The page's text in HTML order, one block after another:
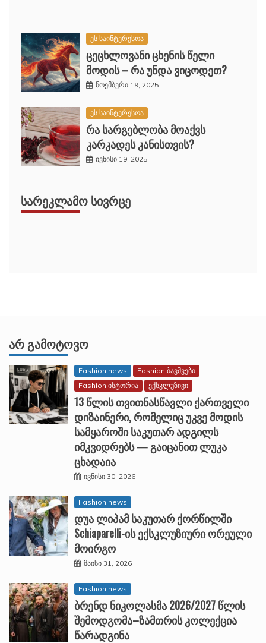
ეს საინტერესოა
ცეცხლოვანი ცხენის წელი
მოდის – რა უნდა ვიცოდეთ?
ნოემბერი 19, 2025
ეს საინტერესოა
რა სარგებლობა მოაქვს
კარკადეს კანისთვის?
ივნისი 19, 2025
ᲡᲐᲠᲔᲙᲚᲐᲛᲝ ᲡᲘᲕᲠᲪᲔ
ᲐᲠ ᲒᲐᲛᲝᲢᲝᲕᲝ
Fashion news
Fashion ბავშვები
Fashion ისტორია
ექსკლუზივი
13 წლის თვითნასწავლი ქართველი
დიზაინერი, რომელიც უკვე მოდის
სამყაროში საკუთარ ადგილს
იმკვიდრებს — გაიცანით ლუკა
ცხადაია
ივნისი 30, 2026
Fashion news
დუა ლიპამ საკუთარ ქორწილში
Schiaparelli-ის ექსკლუზიური ორეული
მოირგო
მაისი 31, 2026
Fashion news
ბრენდ ნიკოლასმა 2026/2027 წლის
შემოდგომა–ზამთრის კოლექცია
წარადგინა